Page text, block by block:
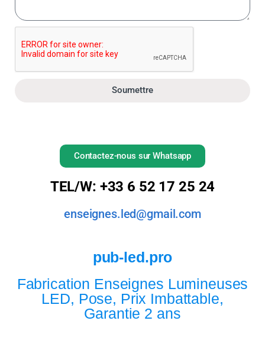
Soumettre
Contactez-nous sur Whatsapp
TEL/W: +33 6 52 17 25 24
enseignes.led@gmail.com
pub-led.pro
Fabrication Enseignes Lumineuses
LED, Pose, Prix Imbattable,
Garantie 2 ans